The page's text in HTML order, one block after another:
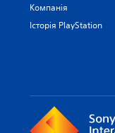
Компанія
Історія PlayStation